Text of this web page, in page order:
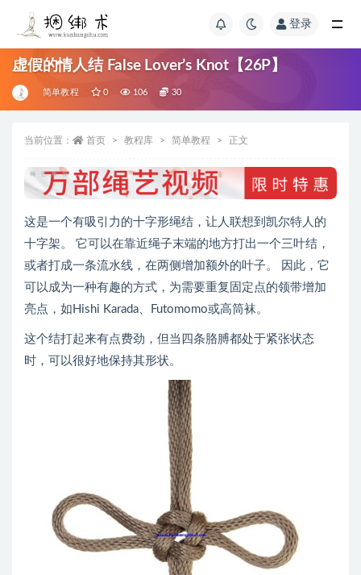
登录
虚假的情人结 False Lover’s Knot【26P】
简单教程 0 106 30
当前位置： 首页 教程库 简单教程 正文
这是一个有吸引力的十字形绳结，让人联想到凯尔特人的
十字架。 它可以在靠近绳子末端的地方打出一个三叶结，
或者打成一条流水线，在两侧增加额外的叶子。 因此，它
可以成为一种有趣的方式，为需要重复固定点的领带增加
亮点，如Hishi Karada、Futomomo或高筒袜。
这个结打起来有点费劲，但当四条胳膊都处于紧张状态
时，可以很好地保持其形状。